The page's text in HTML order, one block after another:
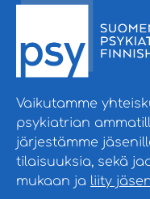
Vaikutamme
psykiatrian
järjestämme
tilaisuuksia, sekä
mukaan ja liity